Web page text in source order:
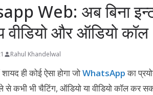
Web: अब बिना
वीडियो और ऑडियो कॉल
Rahul Khandelwal
ही कोई ऐसा होगा जोWhatsAppका
से कभी भी चैटिंग, ऑडियो या वीडियो कॉल कर